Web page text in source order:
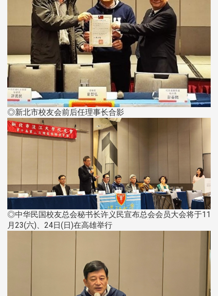
◎新北市校友会前后任理事长合影
◎中华民国校友总会秘书长许义民宣布总会会员大会将于11
月23(六)、24日(日)在高雄举行